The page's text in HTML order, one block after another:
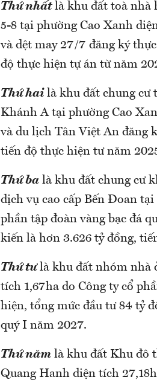
Thứ nhấtlà khu đất toà nhà
5-8 tại phường Cao Xanh
và dệt may 27/7 đăng ký
độ thực hiện tự án từ năm
Thứ hai là khu đất chung cư
Khánh A tại phường Cao
và du lịch Tân Việt An đăng
tiến độ thực hiện tư năm
Thứ ba là khu đất chung cư
dịch vụ cao cấp Bến Đoan
phần tập đoàn vàng bạc đá
kiến là hơn 3.626 tỷ đồng,
Thứ tưlà khu đất nhóm nhà
tích 1,67ha do Công ty cổ
hiện, tổng mức đầu tư 84 tỷ
quý I năm 2027.
Thứ năm là khu đất Khu đô
Quang Hanh diện tích